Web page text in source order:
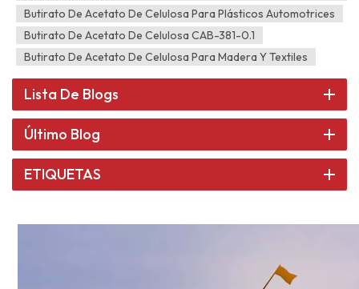
Butirato De Acetato De Celulosa Para Plásticos Automotrices
Butirato De Acetato De Celulosa CAB-381-0.1
Butirato De Acetato De Celulosa Para Madera Y Textiles
Lista De Blogs
Último Blog
ETIQUETAS